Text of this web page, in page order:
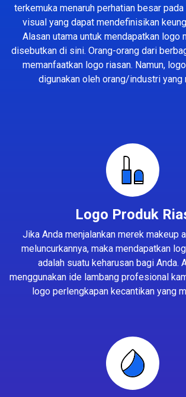
terkemuka menaruh perhatian besar
visual yang dapat mendefinisikan
Alasan utama untuk mendapatkan logo
disebutkan di sini. Orang-orang dari
memanfaatkan logo riasan. Namun,
digunakan oleh orang/industri yang
Logo Produk
Jika Anda menjalankan merek makeup
meluncurkannya, maka mendapatkan
adalah suatu keharusan bagi Anda.
menggunakan ide lambang profesional
logo perlengkapan kecantikan yang